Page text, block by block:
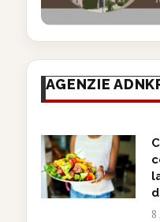
AGENZIE
8